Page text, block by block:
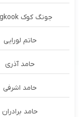
جونگ کوک Jungkook
حاتم لورایی
حامد آذری
حامد اشرفی
حامد برادران